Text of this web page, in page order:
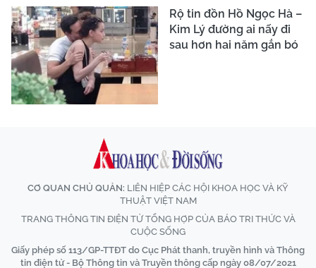
Rộ tin đồn Hồ Ngọc Hà –
Kim Lý đường ai nấy đi
sau hơn hai năm gắn bó
CƠ QUAN CHỦ QUẢN: LIÊN HIỆP CÁC HỘI KHOA HỌC VÀ KỸ
THUẬT VIỆT NAM
TRANG THÔNG TIN ĐIỆN TỬ TỔNG HỢP CỦA BÁO TRI THỨC VÀ
CUỘC SỐNG
Giấy phép số 113/GP-TTĐT do Cục Phát thanh, truyền hình và Thông
tin điện tử - Bộ Thông tin và Truyền thông cấp ngày 08/07/2021